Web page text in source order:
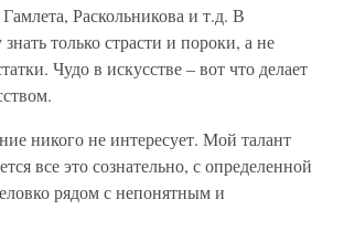
Раскольникова и т.д. В
знать только страсти и пороки, а не
Чудо в искусстве – вот что делает
никого не интересует. Мой талант
все это сознательно, с определенной
рядом с непонятным и